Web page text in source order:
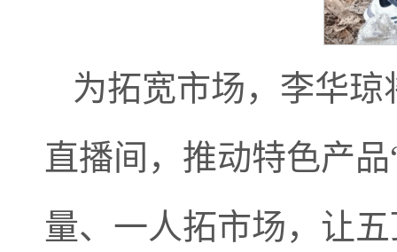
为拓宽市场，李华
直播间，推动特色产
量、一人拓市场，让